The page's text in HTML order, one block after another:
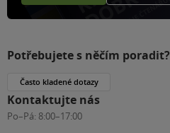
Potřebujete s něčím poradit?
Často kladené dotazy
Kontaktujte nás
Po–Pá: 8:00–17:00